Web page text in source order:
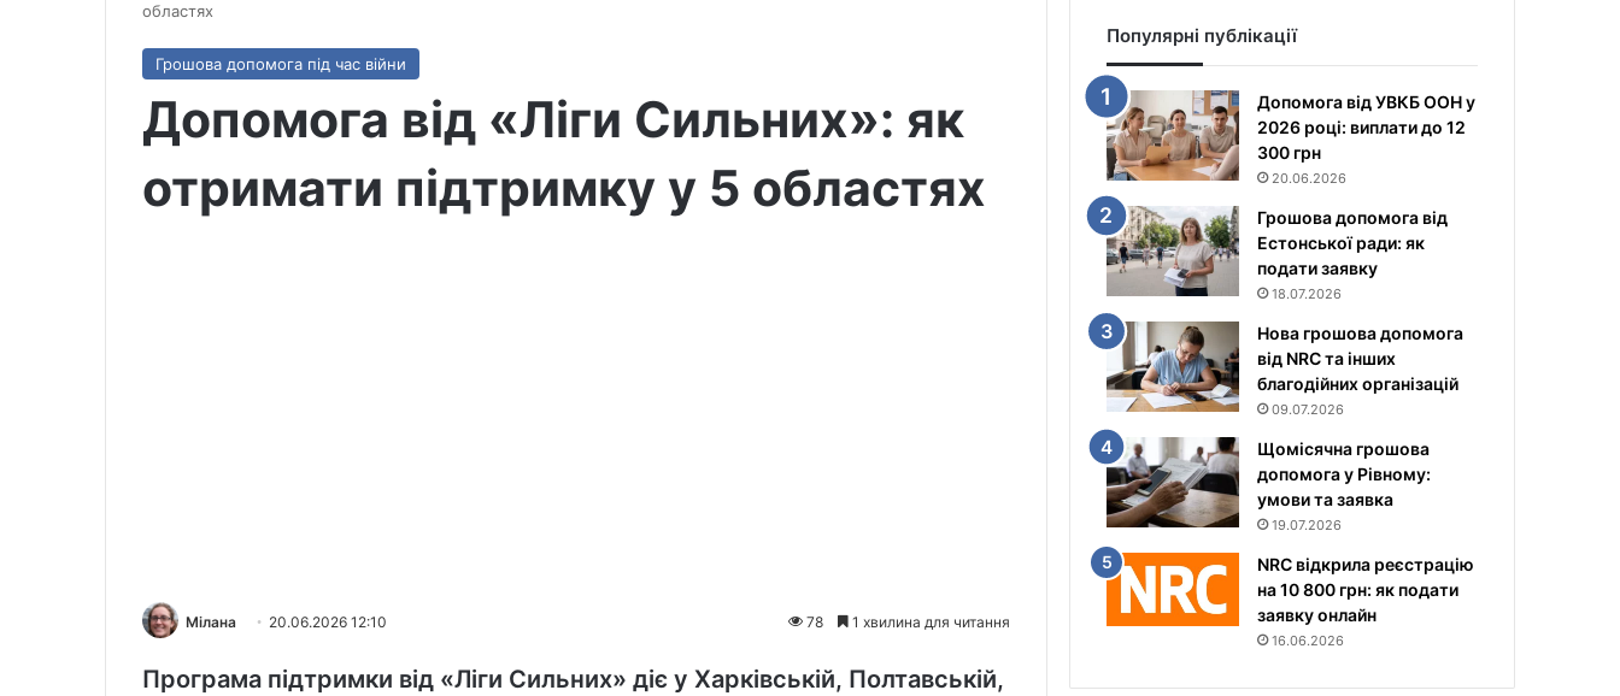
областях
Грошова допомога під час війни
Допомога від «Ліги Сильних»: як
отримати підтримку у 5 областях
Мілана 20.06.2026 12:10 78 1 хвилина для читання
Програма підтримки від «Ліги Сильних» діє у Харківській, Полтавській,
Популярні публікації
Допомога від УВКБ ООН у
2026 році: виплати до 12
300 грн
20.06.2026
Грошова допомога від
Естонської ради: як
подати заявку
18.07.2026
Нова грошова допомога
від NRC та інших
благодійних організацій
09.07.2026
Щомісячна грошова
допомога у Рівному:
умови та заявка
19.07.2026
NRC відкрила реєстрацію
на 10 800 грн: як подати
заявку онлайн
16.06.2026